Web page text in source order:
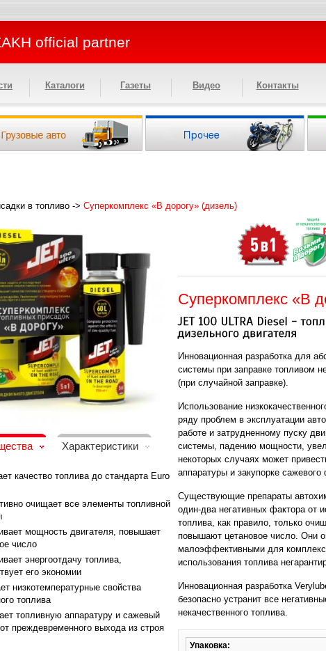
official partner
Каталоги Газеты Видео Контакты
в топливо -> Суперкомплекс «В дорогу» (дизель)
Характеристики
качество топлива до стандарта Euro
очищает все элементы топливной
мощность двигателя, повышает
число
энергоотдачу топлива,
его экономии
низкотемпературные свойства
топлива
топливную аппаратуру и сажевый
преждевременного выхода из строя
Суперкомплекс «В
Инновационная разработка для
системы при заправке топливом
(при случайной заправке).
Использование
ряду проблем в эксплуатации
работе и затрудненному пуску
системы, падению мощности,
некоторых случаях может
аппаратуры и закупорке сажевого
Существующие препараты
один-два негативных фактора от
топлива, как правило, только
повышают цетановое число. Они
малоэффективными для
использования топлива
Инновационная разработка
безопасно устранит все
некачественного топлива.
Упаковка: